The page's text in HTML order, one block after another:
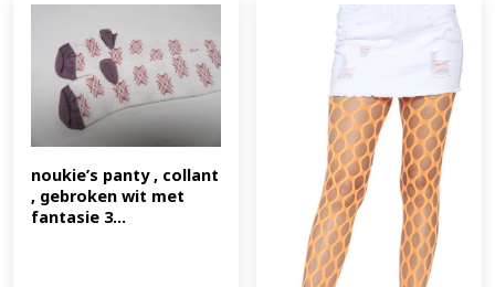
noukie’s panty , collant
, gebroken wit met
fantasie 3...